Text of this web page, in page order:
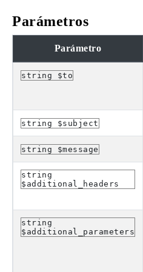
Parámetros
Parámetro
string $to
string $subject
string $message
string
$additional_headers
string
$additional_parameters